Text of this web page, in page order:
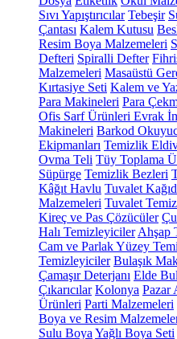
Sıvı Yapıştırıcılar Tebeşir
Çantası Kalem Kutusu
Resim Boya Malzemeleri
Defteri Spiralli Defter
Malzemeleri Masaüstü
Kırtasiye Seti Kalem ve
Para Makineleri Para
Ofis Sarf Ürünleri Evrak
Makineleri Barkod
Ekipmanları Temizlik
Ovma Teli Tüy Toplama
Süpürge Temizlik Bezleri
Kâğıt Havlu Tuvalet
Malzemeleri Tuvalet
Kireç ve Pas Çözücüler
Halı Temizleyiciler Ahşap
Cam ve Parlak Yüzey
Temizleyiciler Bulaşık
Çamaşır Deterjanı Elde
Çıkarıcılar Kolonya Pazar
Ürünleri Parti Malzemeleri
Boya ve Resim
Sulu Boya Yağlı Boya Seti